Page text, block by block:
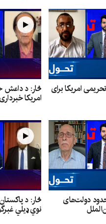
امریکا برای څار: د داعش
امریکا خبرداری
دولت‌های څار: د
نوي ډیلي